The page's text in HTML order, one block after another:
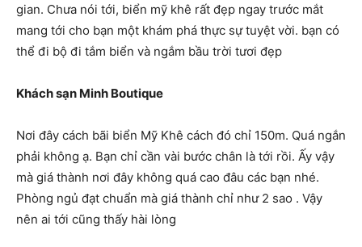
gian. Chưa nói tới, biển mỹ khê rất đẹp ngay trước mắt
mang tới cho bạn một khám phá thực sự tuyệt vời. bạn có
thể đi bộ đi tắm biển và ngắm bầu trời tươi đẹp
Khách sạn Minh Boutique
Nơi đây cách bãi biển Mỹ Khê cách đó chỉ 150m. Quá ngắn
phải không ạ. Bạn chỉ cần vài bước chân là tới rồi. Ấy vậy
mà giá thành nơi đây không quá cao đâu các bạn nhé.
Phòng ngủ đạt chuẩn mà giá thành chỉ như 2 sao . Vậy
nên ai tới cũng thấy hài lòng